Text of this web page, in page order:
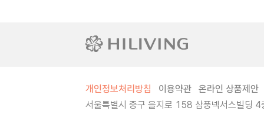
개인정보처리방침 이용약관
온라인 상품제안
서울특별시 중구 을지로 158 삼풍넥서스빌딩